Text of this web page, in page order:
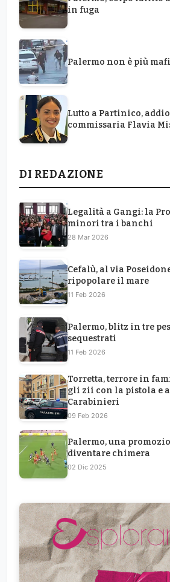
in fuga
Palermo non è più
Lutto a Partinico,
commissaria Flavia
DI REDAZIONE
Legalità a Gangi: la
minori tra i banchi
28 Mar 2026
Cefalù, al via
ripopolare il mare
11 Feb 2026
Palermo, blitz in tre
sequestrati
11 Feb 2026
Torretta, terrore in
gli zii con la pistola e
Carabinieri
09 Feb 2026
Palermo, una
diventare chimera
02 Dic 2025